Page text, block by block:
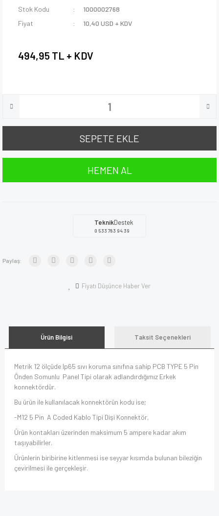
Stok Kodu
1000002768
Fiyat
10,40 USD + KDV
494,95 TL + KDV
SEPETE EKLE
HEMEN AL
TeknikDestek
0 533 783 94 39
Paylaş:
Fiyatı Düşünce Haber Ver
Ürün Bilgisi Taksit Seçenekleri
Metrik 12 ölçüde Ip65 sıvı koruma sınıfına sahip PCB TYPE 5 Pin
Önden Somunlu Panel Tipi olarak adlandırdığımız Erkek
konnektördür.
Bu ürün ile kullanılacak konnektörün kodu ise;
-M12 5 Pin A Coded Kablo Tipi Dişi Konnektör,
Ürün kontakları üzerinden maksimum 5 ampere kadar akım
taşıyabilirler.
Ürünlerin biribirine kitlenmesi ise seyyar kısımda bulunan bileziğin
çevirilmesi ile gerçekleşir.